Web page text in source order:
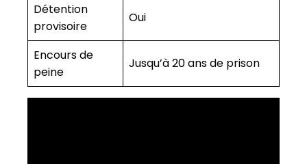
Détention
provisoire
Oui
Encours de
peine
Jusqu’à 20 ans de prison